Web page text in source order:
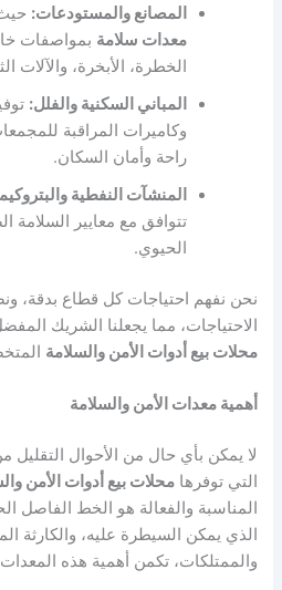
المصانع والمستودعات:
معدات سلامة بمواصفات
الخطرة، الأبخرة، والآلات
المباني السكنية والفلل:
وكاميرات المراقبة
راحة وأمان السكان.
المنشآت النفطية
تتوافق مع معايير السلامة
الحيوي.
نحن نفهم احتياجات كل قطاع بدقة،
الاحتياجات، مما يجعلنا الشريك
محلات بيع أدوات الأمن والسلامة
أهمية معدات الأمن والسلامة
لا يمكن بأي حال من الأحوال التقليل
التي توفرهامحلات بيع أدوات الأمن
المناسبة والفعالة هو الخط الفاصل
الذي يمكن السيطرة عليه، والكارثة
والممتلكات، تكمن أهمية هذه